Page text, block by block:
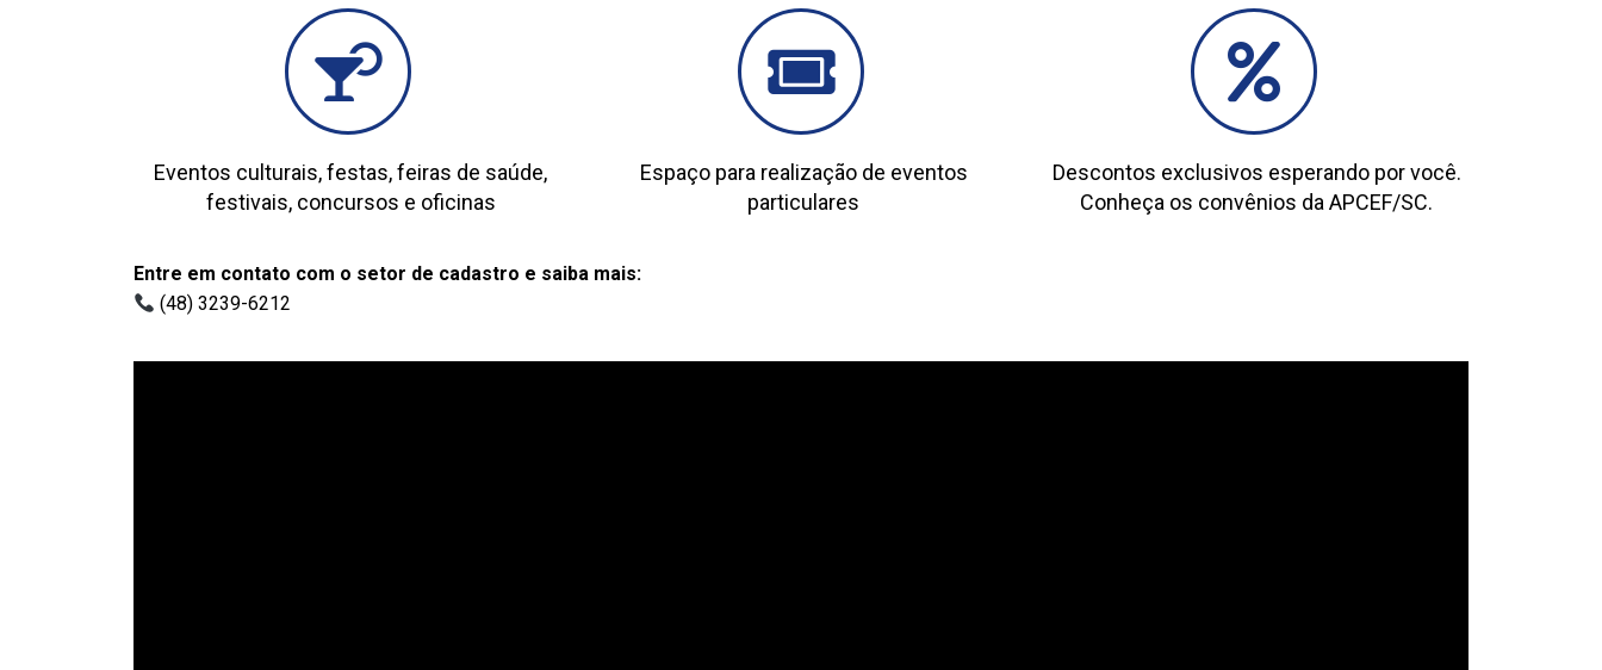
Eventos culturais, festas, feiras de saúde,
festivais, concursos e oficinas
Espaço para realização de eventos
particulares
Descontos exclusivos esperando por você.
Conheça os convênios da APCEF/SC.
Entre em contato com o setor de cadastro e saiba mais:
(48) 3239-6212